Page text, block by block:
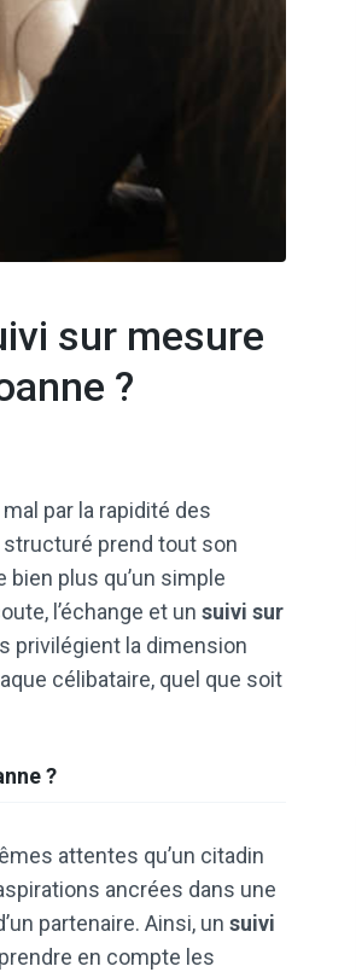
sur mesure
?
par la rapidité des
structuré prend tout son
bien plus qu’un simple
l’échange et un suivi sur
privilégient la dimension
célibataire, quel que soit
?
attentes qu’un citadin
ancrées dans une
partenaire. Ainsi, un suivi
en compte les